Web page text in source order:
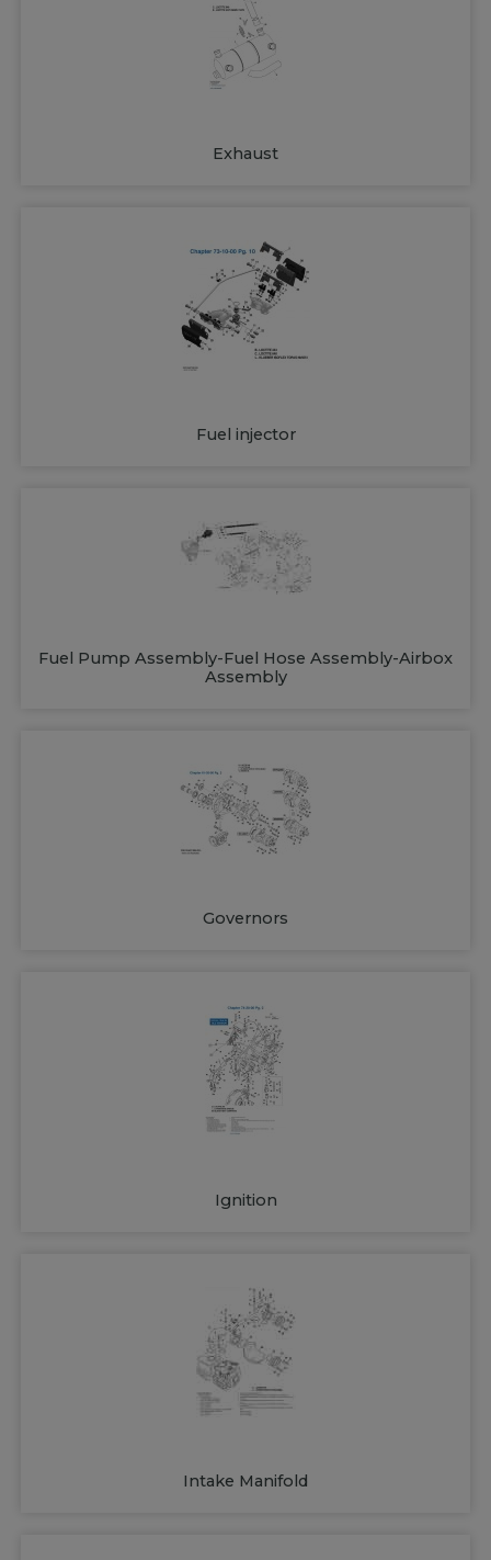
Exhaust
Fuel injector
Fuel Pump Assembly-Fuel Hose Assembly-Airbox
Assembly
Governors
Ignition
Intake Manifold